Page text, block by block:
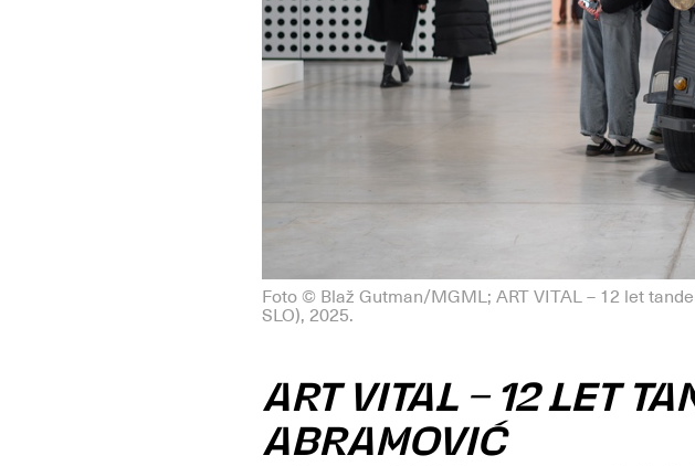
Foto © Blaž Gutman/MGML; ART VITAL – 12 let
SLO), 2025.
ART VITAL – 12 LET
ABRAMOVIĆ